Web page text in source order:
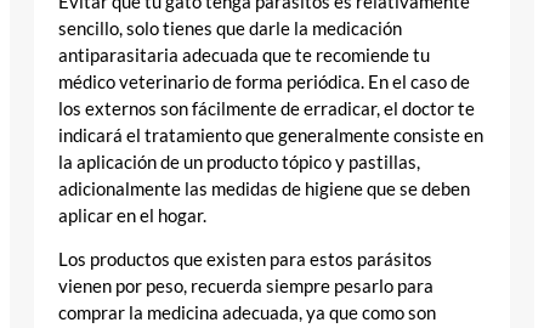
sencillo, solo tienes que darle la medicación
antiparasitaria adecuada que te recomiende tu
médico veterinario de forma periódica. En el caso de
los externos son fácilmente de erradicar, el doctor te
indicará el tratamiento que generalmente consiste en
la aplicación de un producto tópico y pastillas,
adicionalmente las medidas de higiene que se deben
aplicar en el hogar.
Los productos que existen para estos parásitos
vienen por peso, recuerda siempre pesarlo para
comprar la medicina adecuada, ya que como son